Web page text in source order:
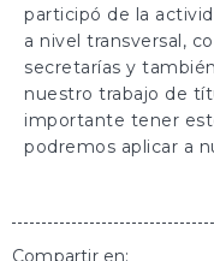
participó de la
a nivel transversal,
secretarías y
nuestro trabajo de
importante tener
podremos aplicar a
Compartir en: